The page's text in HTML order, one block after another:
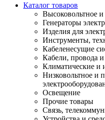
Каталог товаров
Высоковольтное
Генераторы
Изделия для
Инструменты,
Кабеленесущие
Кабели, провода и
Климатические и
Низковольтное и
Освещение
Прочие товары
Связь,